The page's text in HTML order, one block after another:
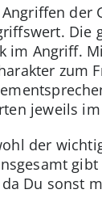
der
Die
im Angriff.
zum
jeweils
der
Du sonst